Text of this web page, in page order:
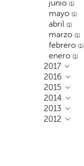
junio (1)
mayo (1)
abril (1)
marzo (1)
febrero (1)
enero (1)
2017
2016
2015
2014
2013
2012